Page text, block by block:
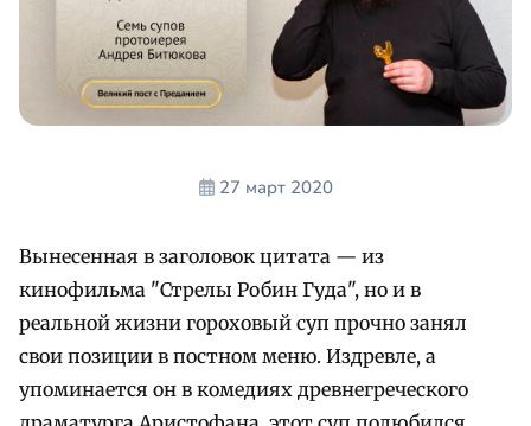
27 март 2020
Вынесенная в заголовок цитата — из
кинофильма "Стрелы Робин Гуда", но и в
реальной жизни гороховый суп прочно занял
свои позиции в постном меню. Издревле, а
упоминается он в комедиях древнегреческого